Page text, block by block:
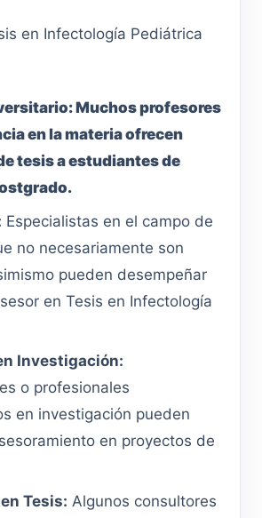
en Infectología Pediátrica
:Muchos profesores
en la materia ofrecen
tesis a estudiantes de
Especialistas en el campo de
no necesariamente son
pueden desempeñar
en Tesis en Infectología
Investigación:
o profesionales
en investigación pueden
en proyectos de
Tesis: Algunos consultores